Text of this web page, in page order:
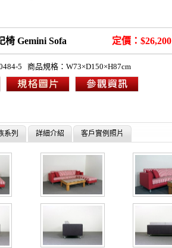
妃椅 Gemini Sofa 定價：$26,200
5 商品規格：W73×D150×H87cm
系列 詳細介紹 客戶實例照片